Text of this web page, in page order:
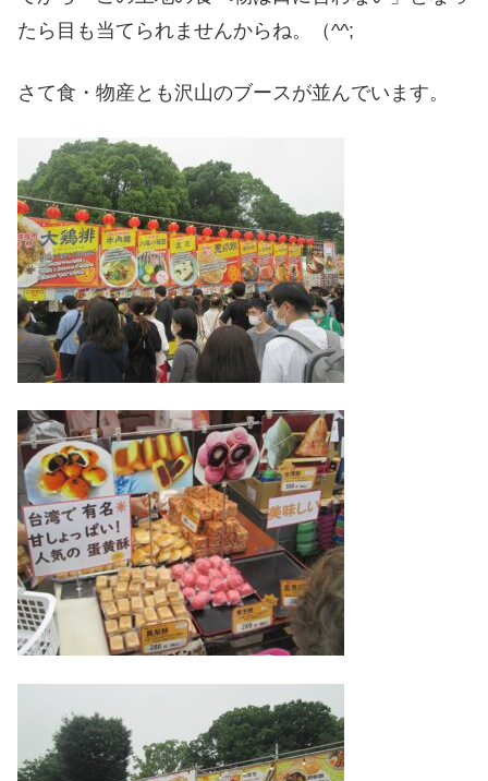
たら目も当てられませんからね。（^^;
さて食・物産とも沢山のブースが並んでいます。